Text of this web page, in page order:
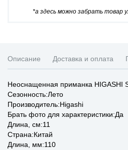
*а здесь можно забрать товар
Описание Доставка и оплата
Неоснащенная приманка HIGASHI
Сезонность:Лето
Производитель:Higashi
Брать фото для характеристики:Да
Длина, см:11
Страна:Китай
Длина, мм:110